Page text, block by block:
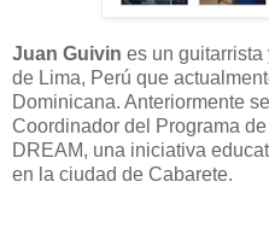
Juan Guivin es un
de Lima, Perú que
Dominicana. Anteriormente
Coordinador del Programa
DREAM, una iniciativa
en la ciudad de Cabarete.